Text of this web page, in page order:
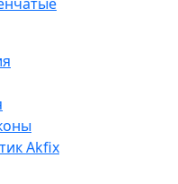
Akfix